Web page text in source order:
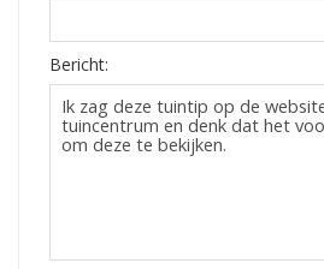
Bericht: